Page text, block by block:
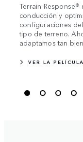
Terrain
conducción y
configuraciones
tipo de terreno.
adaptamos tan
VER LA PELÍCULA